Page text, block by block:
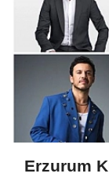
Erzurum